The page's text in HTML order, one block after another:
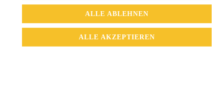
ALLE ABLEHNEN
ALLE AKZEPTIEREN